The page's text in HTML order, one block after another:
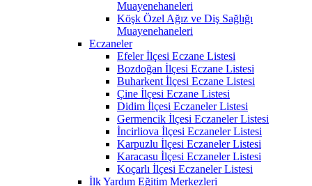
Muayenehaneleri
Köşk Özel Ağız ve Diş Sağlığı
Muayenehaneleri
Eczaneler
Efeler İlçesi Eczane Listesi
Bozdoğan İlçesi Eczane Listesi
Buharkent İlçesi Eczane Listesi
Çine İlçesi Eczane Listesi
Didim İlçesi Eczaneler Listesi
Germencik İlçesi Eczaneler Listesi
İncirliova İlçesi Eczaneler Listesi
Karpuzlu İlçesi Eczaneler Listesi
Karacasu İlçesi Eczaneler Listesi
Koçarlı İlçesi Eczaneler Listesi
İlk Yardım Eğitim Merkezleri